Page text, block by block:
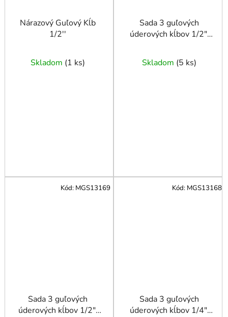
Nárazový Guľový Kĺb
1/2''
Skladom (1 ks)
Sada 3 guľových
úderových kĺbov 1/2",
Skladom (5 ks)
Sada 3 guľových
úderových kĺbov 1/2",
Kód: MGS13169
Sada 3 guľových
úderových kĺbov 1/4",
Kód: MGS13168